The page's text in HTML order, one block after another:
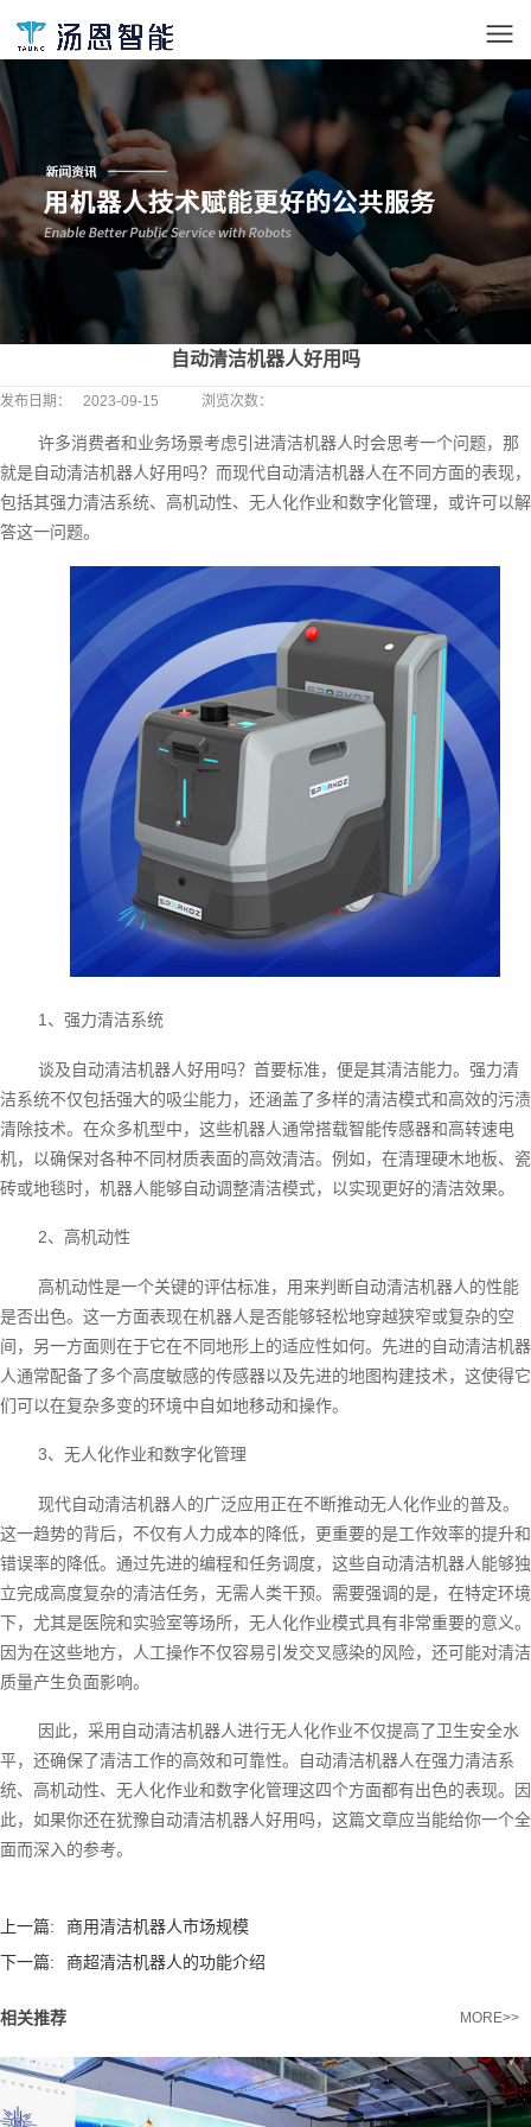
自动清洁机器人好用吗
发布日期： 2023-09-15 浏览次数：
许多消费者和业务场景考虑引进清洁机器人时会思考一个问题，那
就是自动清洁机器人好用吗？而现代自动清洁机器人在不同方面的表现，
包括其强力清洁系统、高机动性、无人化作业和数字化管理，或许可以解
答这一问题。
1、强力清洁系统
谈及自动清洁机器人好用吗？首要标准，便是其清洁能力。强力清
洁系统不仅包括强大的吸尘能力，还涵盖了多样的清洁模式和高效的污渍
清除技术。在众多机型中，这些机器人通常搭载智能传感器和高转速电
机，以确保对各种不同材质表面的高效清洁。例如，在清理硬木地板、瓷
砖或地毯时，机器人能够自动调整清洁模式，以实现更好的清洁效果。
2、高机动性
高机动性是一个关键的评估标准，用来判断自动清洁机器人的性能
是否出色。这一方面表现在机器人是否能够轻松地穿越狭窄或复杂的空
间，另一方面则在于它在不同地形上的适应性如何。先进的自动清洁机器
人通常配备了多个高度敏感的传感器以及先进的地图构建技术，这使得它
们可以在复杂多变的环境中自如地移动和操作。
3、无人化作业和数字化管理
现代自动清洁机器人的广泛应用正在不断推动无人化作业的普及。
这一趋势的背后，不仅有人力成本的降低，更重要的是工作效率的提升和
错误率的降低。通过先进的编程和任务调度，这些自动清洁机器人能够独
立完成高度复杂的清洁任务，无需人类干预。需要强调的是，在特定环境
下，尤其是医院和实验室等场所，无人化作业模式具有非常重要的意义。
因为在这些地方，人工操作不仅容易引发交叉感染的风险，还可能对清洁
质量产生负面影响。
因此，采用自动清洁机器人进行无人化作业不仅提高了卫生安全水
平，还确保了清洁工作的高效和可靠性。自动清洁机器人在强力清洁系
统、高机动性、无人化作业和数字化管理这四个方面都有出色的表现。因
此，如果你还在犹豫自动清洁机器人好用吗，这篇文章应当能给你一个全
面而深入的参考。
上一篇:
商用清洁机器人市场规模
下一篇:
商超清洁机器人的功能介绍
相关推荐 MORE>>